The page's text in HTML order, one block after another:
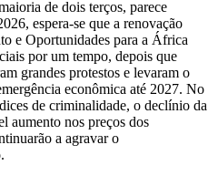
de dois terços, parece
espera-se que a renovação
e Oportunidades para a África
por um tempo, depois que
grandes protestos e levaram o
econômica até 2027. No
de criminalidade, o declínio da
aumento nos preços dos
a agravar o